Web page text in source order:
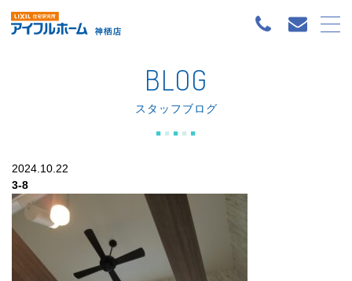
BLOG
スタッフブログ
2024.10.22
3-8